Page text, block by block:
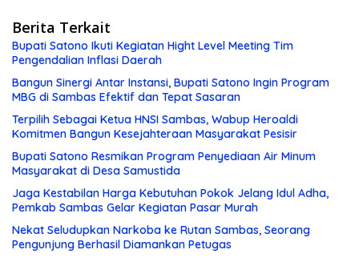
Berita Terkait
Bupati Satono Ikuti Kegiatan Hight Level Meeting Tim
Pengendalian Inflasi Daerah
Bangun Sinergi Antar Instansi, Bupati Satono Ingin Program
MBG di Sambas Efektif dan Tepat Sasaran
Terpilih Sebagai Ketua HNSI Sambas, Wabup Heroaldi
Komitmen Bangun Kesejahteraan Masyarakat Pesisir
Bupati Satono Resmikan Program Penyediaan Air Minum
Masyarakat di Desa Samustida
Jaga Kestabilan Harga Kebutuhan Pokok Jelang Idul Adha,
Pemkab Sambas Gelar Kegiatan Pasar Murah
Nekat Seludupkan Narkoba ke Rutan Sambas, Seorang
Pengunjung Berhasil Diamankan Petugas